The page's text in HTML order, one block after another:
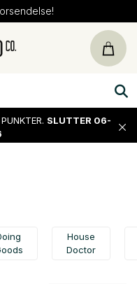
returret
SLUTTER 06-
House
Doctor